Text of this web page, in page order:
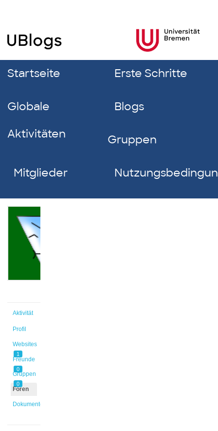
Startseite Erste Schritte
Globale
Aktivitäten
Blogs
Gruppen
Mitglieder
Aktivität
Profil
Websites
1
Freunde
0
Gruppen
0
Foren
Dokumente